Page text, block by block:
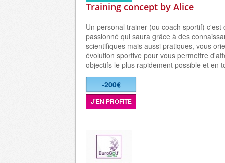
Training concept by Alice
Un personal trainer (ou coach sportif) c'est
passionné qui saura grâce à des
scientifiques mais aussi pratiques, vous
évolution sportive pour vous permettre
objectifs le plus rapidement possible et en
-200€
J'EN PROFITE